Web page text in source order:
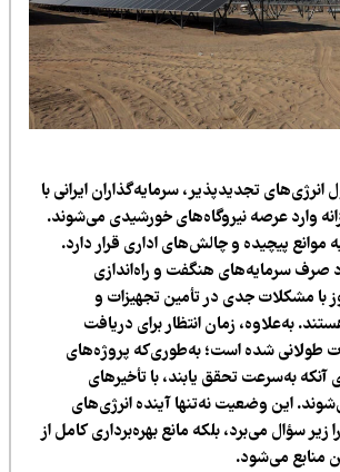
تجدیدپذیر، سرمایه‌گذاران ایرانی با
عرصه نیروگاه‌های خورشیدی می‌شوند.
پیچیده و چالش‌های اداری قرار دارد.
سرمایه‌های هنگفت و راه‌اندازی
جدی در تأمین تجهیزات و
زمان انتظار برای دریافت
شده است؛ به‌طوری‌که پروژه‌های
تحقق یابند، با تأخیرهای
این وضعیت نه‌تنها آینده انرژی‌های
می‌برد، بلکه مانع بهره‌برداری کامل از
می‌شود.